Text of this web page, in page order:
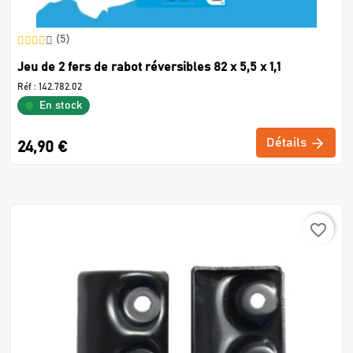
(5)
Jeu de 2 fers de rabot réversibles 82 x 5,5 x 1,1
Réf : 142.782.02
En stock
24,90 € Détails
favorite_border